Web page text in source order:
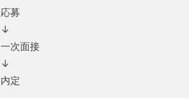
応募
↓
一次面接
↓
内定